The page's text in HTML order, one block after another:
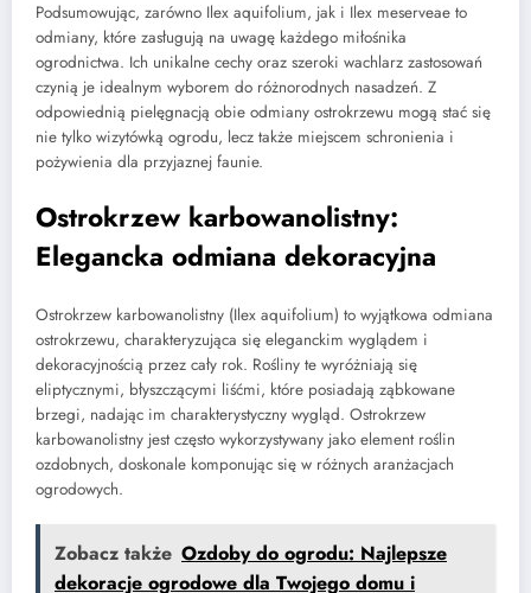
Podsumowując, zarówno Ilex aquifolium, jak i Ilex meserveae to
odmiany, które zasługują na uwagę każdego miłośnika
ogrodnictwa. Ich unikalne cechy oraz szeroki wachlarz zastosowań
czynią je idealnym wyborem do różnorodnych nasadzeń. Z
odpowiednią pielęgnacją obie odmiany ostrokrzewu mogą stać się
nie tylko wizytówką ogrodu, lecz także miejscem schronienia i
pożywienia dla przyjaznej faunie.
Ostrokrzew karbowanolistny:
Elegancka odmiana dekoracyjna
Ostrokrzew karbowanolistny (Ilex aquifolium) to wyjątkowa odmiana
ostrokrzewu, charakteryzująca się eleganckim wyglądem i
dekoracyjnością przez cały rok. Rośliny te wyróżniają się
eliptycznymi, błyszczącymi liśćmi, które posiadają ząbkowane
brzegi, nadając im charakterystyczny wygląd. Ostrokrzew
karbowanolistny jest często wykorzystywany jako element roślin
ozdobnych, doskonale komponując się w różnych aranżacjach
ogrodowych.
Zobacz także Ozdoby do ogrodu: Najlepsze
dekoracje ogrodowe dla Twojego domu i